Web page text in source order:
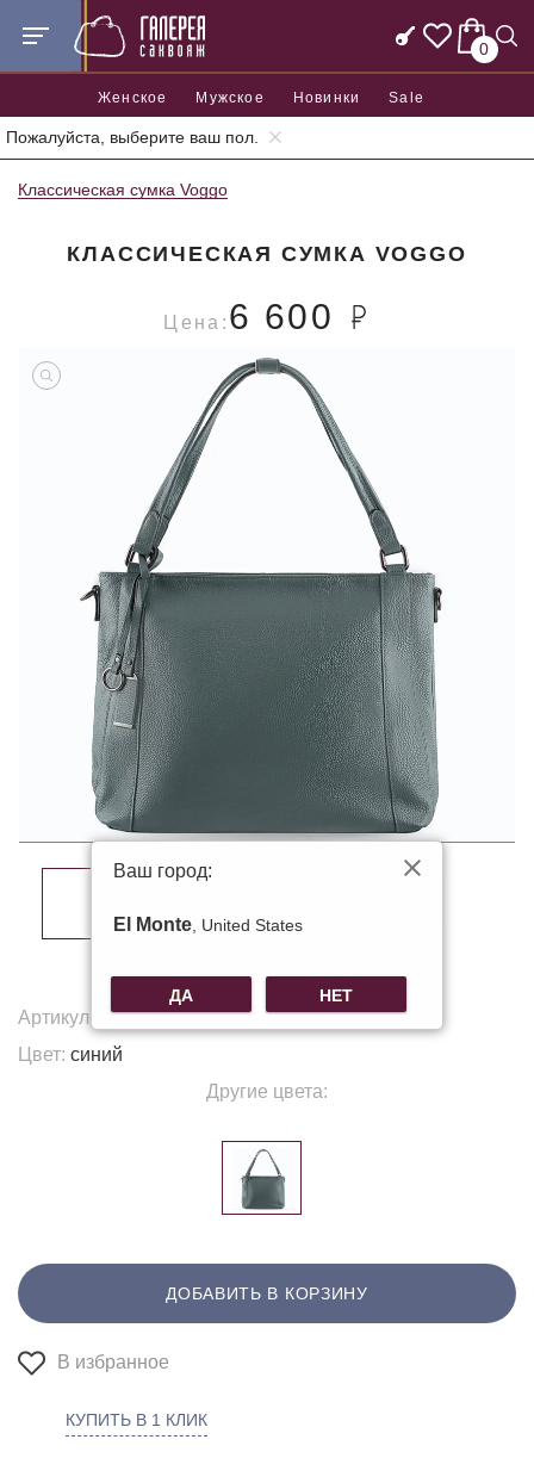
0
Женское Мужское Новинки Sale
Пожалуйста, выберите ваш пол.
Главная Женские сумки Женские классические сумки
Классическая сумка Voggo
КЛАССИЧЕСКАЯ СУМКА VOGGO
Цена: 6 600
Артикул:
K-1937
Цвет: синий
Другие цвета:
ДОБАВИТЬ В КОРЗИНУ
В избранное
КУПИТЬ В 1 КЛИК
Ваш город:
El Monte, United States
ДА НЕТ